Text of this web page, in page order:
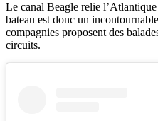
Le canal Beagle relie
bateau est donc un
compagnies proposent des
circuits.